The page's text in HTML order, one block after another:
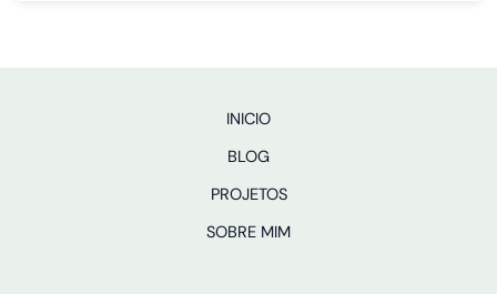
INICIO
BLOG
PROJETOS
SOBRE MIM